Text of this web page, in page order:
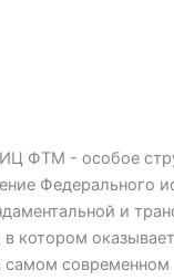
ФТМ - особое
Федерального
и
котором
современном